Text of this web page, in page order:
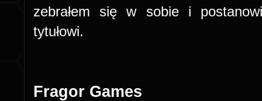
zebrałem się w sobie i
tytułowi.
Fragor Games